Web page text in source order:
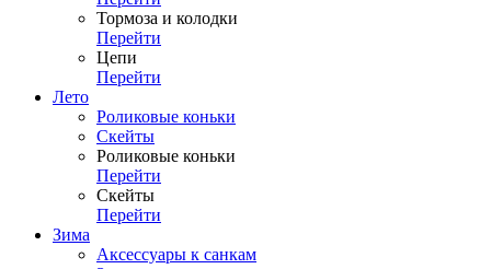
Тормоза и колодки
Перейти
Цепи
Перейти
Лето
Роликовые коньки
Скейты
Роликовые коньки
Перейти
Скейты
Перейти
Зима
Аксессуары к санкам